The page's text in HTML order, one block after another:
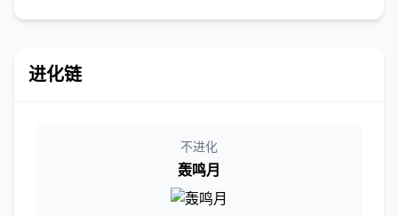
进化链
不进化
轰鸣月